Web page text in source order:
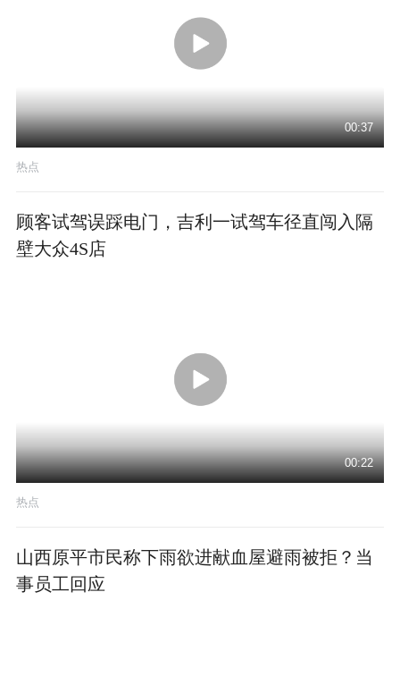
00:37
热点
顾客试驾误踩电门，吉利一试驾车径直闯入隔
壁大众4S店
00:22
热点
山西原平市民称下雨欲进献血屋避雨被拒？当
事员工回应